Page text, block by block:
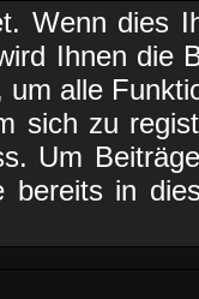
Wenn dies
Ihnen die
alle
sich zu
Um
bereits in